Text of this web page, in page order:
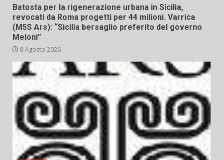
Batosta per la rigenerazione urbana in Sicilia,
revocati da Roma progetti per 44 milioni. Varrica
(M5S Ars): “Sicilia bersaglio preferito del governo
Meloni”
8 Agosto 2026